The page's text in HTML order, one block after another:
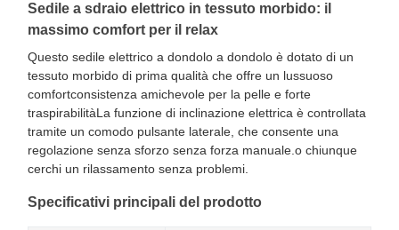
Sedile a sdraio elettrico in tessuto morbido: il
massimo comfort per il relax
Questo sedile elettrico a dondolo a dondolo è dotato di un
tessuto morbido di prima qualità che offre un lussuoso
comfortconsistenza amichevole per la pelle e forte
traspirabilitàLa funzione di inclinazione elettrica è controllata
tramite un comodo pulsante laterale, che consente una
regolazione senza sforzo senza forza manuale.o chiunque
cerchi un rilassamento senza problemi.
Specificativi principali del prodotto